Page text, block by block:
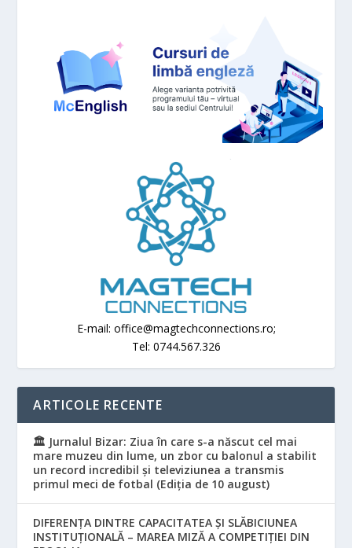
E-mail: office@magtechconnections.ro;
Tel: 0744.567.326
ARTICOLE RECENTE
🏛️ Jurnalul Bizar: Ziua în care s-a născut cel mai
mare muzeu din lume, un zbor cu balonul a stabilit
un record incredibil și televiziunea a transmis
primul meci de fotbal (Ediția de 10 august)
DIFERENȚA DINTRE CAPACITATEA ȘI SLĂBICIUNEA
INSTITUȚIONALĂ – MAREA MIZĂ A COMPETIȚIEI DIN